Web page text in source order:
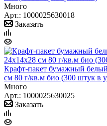
Много
Арт.: 1000025630018
Заказать
Крафт-пакет бумажный
см 80 г/кв.м био (300 штук в
Много
Арт.: 1000025630025
Заказать